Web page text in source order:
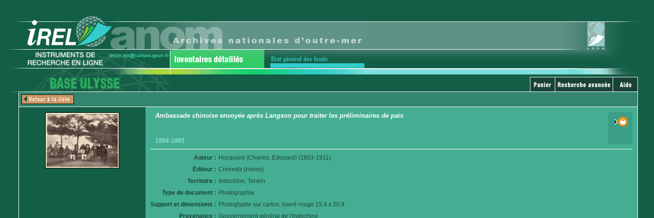
Ambassade chinoise envoyée après Langson pour traiter les préliminaires de paix
1884-1885
Auteur : Hocquard (Charles, Edouard) (1853-1911)
Éditeur : Cremnitz (Henry)
Territoire :
Indochine, Tonkin
Type de document : Photographie
Support et dimensions : Photoglyptie sur carton, liseré rouge 15,4 x 20,9
Provenance : Gouvernement général de l'Indochine